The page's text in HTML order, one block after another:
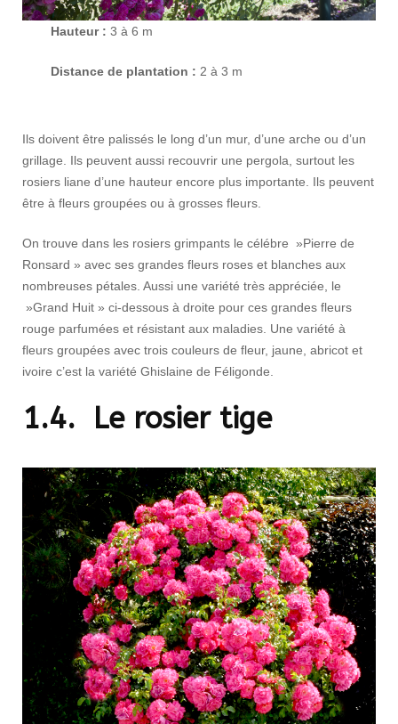
Hauteur : 3 à 6 m
Distance de plantation : 2 à 3 m
Ils doivent être palissés le long d’un mur, d’une arche ou d’un
grillage. Ils peuvent aussi recouvrir une pergola, surtout les
rosiers liane d’une hauteur encore plus importante. Ils peuvent
être à fleurs groupées ou à grosses fleurs.
On trouve dans les rosiers grimpants le célébre »Pierre de
Ronsard » avec ses grandes fleurs roses et blanches aux
nombreuses pétales. Aussi une variété très appréciée, le
»Grand Huit » ci-dessous à droite pour ces grandes fleurs
rouge parfumées et résistant aux maladies. Une variété à
fleurs groupées avec trois couleurs de fleur, jaune, abricot et
ivoire c’est la variété Ghislaine de Féligonde.
1.4. Le rosier tige